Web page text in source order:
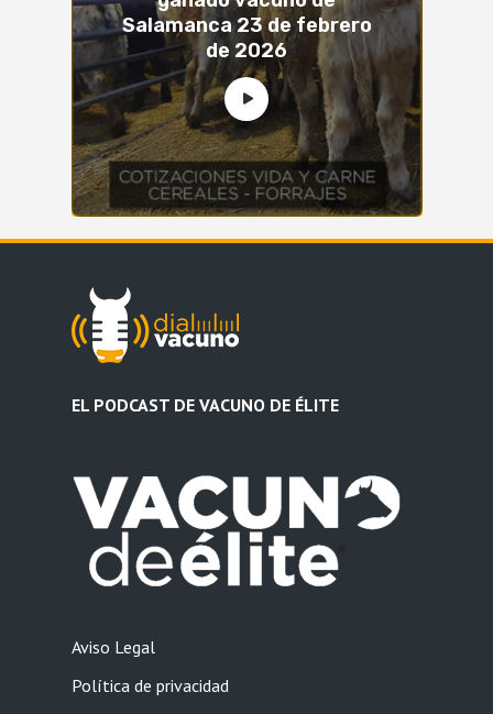
Salamanca 23 de febrero
de 2026
EL PODCAST DE VACUNO DE ÉLITE
Aviso Legal
Política de privacidad